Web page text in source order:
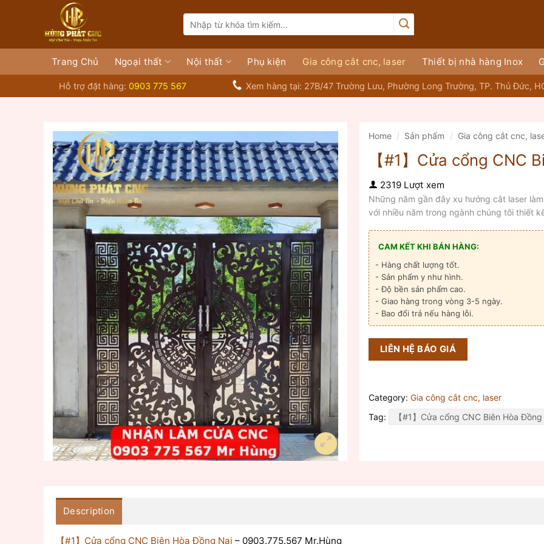
dung
for:
Trang Chủ Ngoại thất Nội thất Phụ kiện Gia công cắt cnc, laser Thiết bị nhà hàng Inox
Hỗ trợ đặt hàng: 0903 775 567 Xem hàng tại: 27B/47 Trường Lưu, Phường Long Trường, TP. Thủ Đức,
Home / Sản phẩm / Gia công cắt cnc,
【#1】Cửa cổng CNC
2319 Lượt xem
Những năm gần đây xu hướng cắt laser
với nhiều năm trong ngành chúng tôi thiết
CAM KẾT KHI BÁN HÀNG:
- Hàng chất lượng tốt.
- Sản phẩm y như hình.
- Độ bền sản phẩm cao.
- Giao hàng trong vòng 3-5 ngày.
- Bao đổi trả nếu hàng lỗi.
LIÊN HỆ BÁO GIÁ
Category: Gia công cắt cnc, laser
Tag:
【#1】Cửa cổng CNC Biên Hòa
Description
【#1】Cửa cổng CNC Biên Hòa Đồng Nai – 0903.775.567 Mr.Hùng